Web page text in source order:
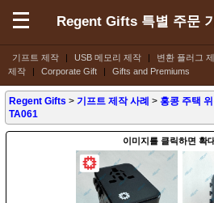
기프트 제작 | USB 메모리 제작 | 변환 플러그
제작
| Corporate Gift | Gifts and Premiums
Regent Gifts 특별 주문
Regent Gifts >기프트 제작 사례 > 홍콩 주택
TA061
이미지를 클릭하면 확